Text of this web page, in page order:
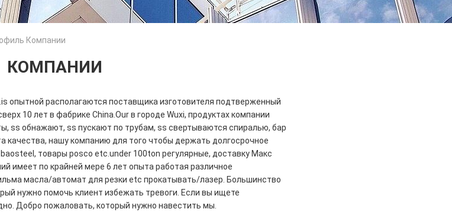
Компании
КОМПАНИИ
опытной располагаются поставщика изготовителя подтверженный
10 лет в фабрике China.Our в городе Wuxi, продуктах компании
ss обнажают, ss пускают по трубам, ss свертываются спиралью, бар
качества, нашу компанию для того чтобы держать долгосрочное
товары posco etc.under 100ton регулярные, доставку Макс
имеет по крайней мере 6 лет опыта работая различное
масла/автомат для резки etc прокатывать/лазер. Большинство
нужно помочь клиент избежать тревоги. Если вы ищете
Добро пожаловать, который нужно навестить мы.